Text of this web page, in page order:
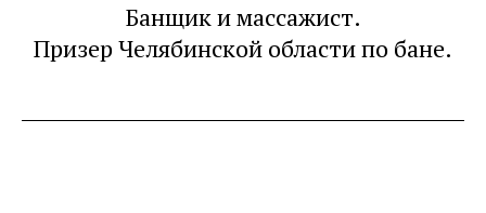
Банщик и массажист.
Призер Челябинской области по бане.